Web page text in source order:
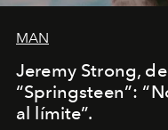
MAN
Jeremy Strong,
“Springsteen”:
al límite”.